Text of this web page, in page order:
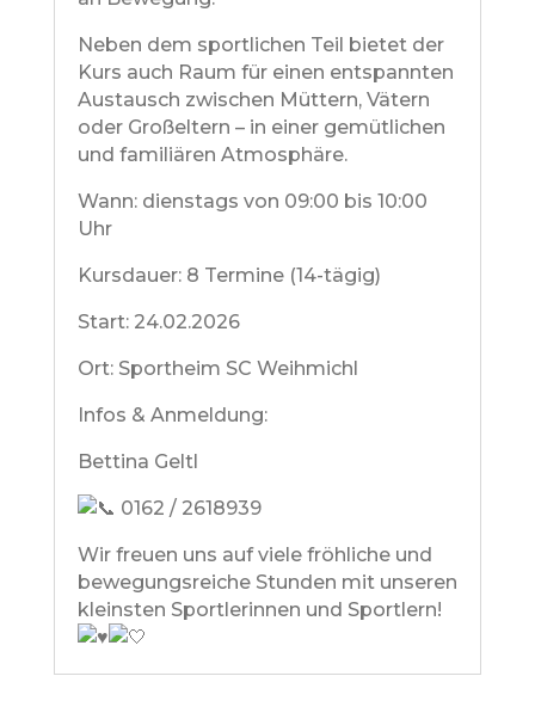
Neben dem sportlichen Teil bietet der
Kurs auch Raum für einen entspannten
Austausch zwischen Müttern, Vätern
oder Großeltern – in einer gemütlichen
und familiären Atmosphäre.
Wann: dienstags von 09:00 bis 10:00
Uhr
Kursdauer: 8 Termine (14-tägig)
Start: 24.02.2026
Ort: Sportheim SC Weihmichl
Infos & Anmeldung:
Bettina Geltl
0162 / 2618939
Wir freuen uns auf viele fröhliche und
bewegungsreiche Stunden mit unseren
kleinsten Sportlerinnen und Sportlern!